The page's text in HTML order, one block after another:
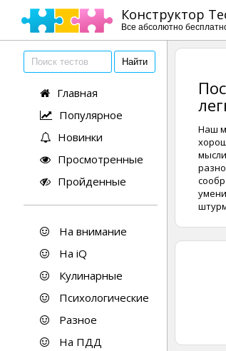
Конструктор
Все абсолютно
Главная
Популярное
Новинки
Просмотренные
Пройденные
На внимание
На iQ
Кулинарные
Психологические
Разное
На ПДД
Наш